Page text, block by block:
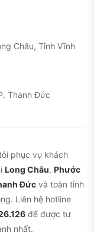
Châu, Tỉnh Vĩnh
Thanh Đức
phục vụ khách
Long Châu, Phước
Đức và toàn tỉnh
Liên hệ hotline
để được tư
nhất.